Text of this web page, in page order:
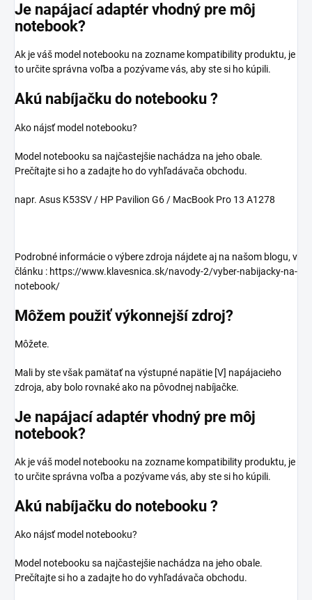
Je napájací adaptér vhodný pre môj
notebook?
Ak je váš model notebooku na zozname kompatibility produktu, je
to určite správna voľba a pozývame vás, aby ste si ho kúpili.
Akú nabíjačku do notebooku ?
Ako nájsť model notebooku?
Model notebooku sa najčastejšie nachádza na jeho obale.
Prečítajte si ho a zadajte ho do vyhľadávača obchodu.
napr. Asus K53SV / HP Pavilion G6 / MacBook Pro 13 A1278
Podrobné informácie o výbere zdroja nájdete aj na našom blogu, v
článku : https://www.klavesnica.sk/navody-2/vyber-nabijacky-na-
notebook/
Môžem použiť výkonnejší zdroj?
Môžete.
Mali by ste však pamätať na výstupné napätie [V] napájacieho
zdroja, aby bolo rovnaké ako na pôvodnej nabíjačke.
Je napájací adaptér vhodný pre môj
notebook?
Ak je váš model notebooku na zozname kompatibility produktu, je
to určite správna voľba a pozývame vás, aby ste si ho kúpili.
Akú nabíjačku do notebooku ?
Ako nájsť model notebooku?
Model notebooku sa najčastejšie nachádza na jeho obale.
Prečítajte si ho a zadajte ho do vyhľadávača obchodu.